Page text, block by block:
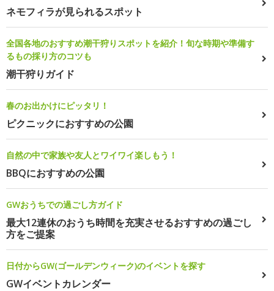
ネモフィラが見られるスポット
全国各地のおすすめ潮干狩りスポットを紹介！旬な時期や準備す
るもの採り方のコツも
潮干狩りガイド
春のお出かけにピッタリ！
ピクニックにおすすめの公園
自然の中で家族や友人とワイワイ楽しもう！
BBQにおすすめの公園
GWおうちでの過ごし方ガイド
最大12連休のおうち時間を充実させるおすすめの過ごし
方をご提案
日付からGW(ゴールデンウィーク)のイベントを探す
GWイベントカレンダー